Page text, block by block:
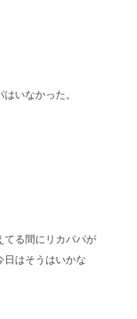
いなかった。
てる間にリカパパが
日はそうはいかな